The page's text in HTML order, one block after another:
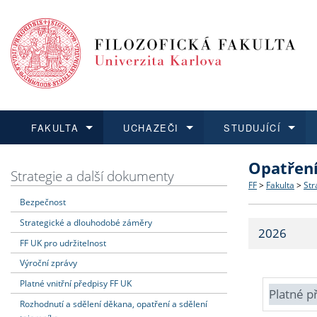
FAKULTA
Dozvědět se více
Struktura
Strategie
Fakultní
UCHAZEČI
Podat přihlášku
Co
Učitelské
STUDUJÍCÍ
Dozvědět se více
Dozvědět se více
O vědě a
Dozvědět se více
Aktuální
Strategie a další dokumenty
Bezpečnost
Strategické a dlouhodobé záměry
FF UK pro udržitelnost
Výroční zprávy
Platné vnitřní předpisy FF UK
Rozhodnutí a sdělení děkana, opatření a sdělení
FF > Fakulta >
2026
Platné